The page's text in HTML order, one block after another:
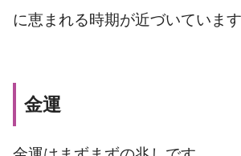
に恵まれる時期が近づいています
金運